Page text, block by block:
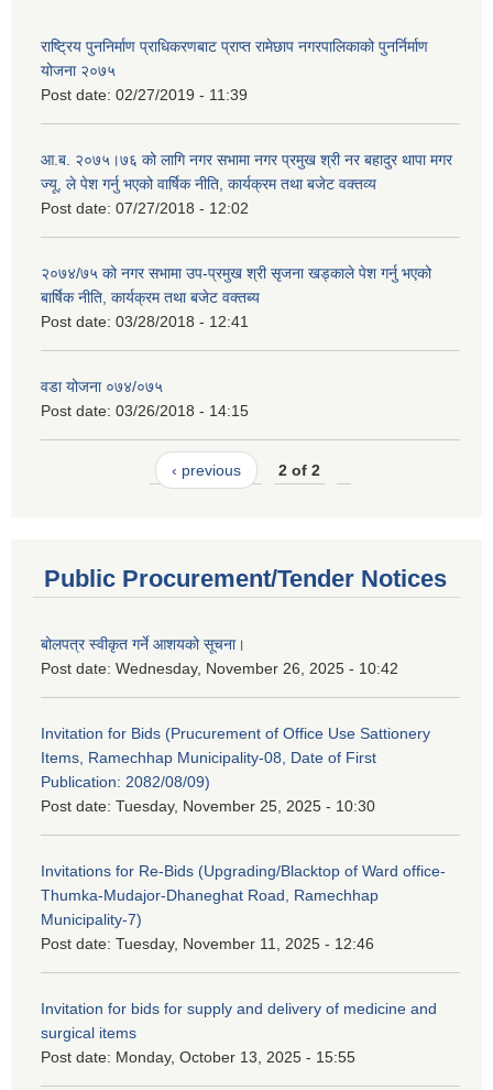
राष्ट्रिय पुननिर्माण प्राधिकरणबाट प्राप्त रामेछाप नगरपालिकाको पुनर्निर्माण
योजना २०७५
Post date: 02/27/2019 - 11:39
आ.ब. २०७५।७६ को लागि नगर सभामा नगर प्रमुख श्री नर बहादुर थापा मगर
ज्यू, ले पेश गर्नु भएको वार्षिक नीति, कार्यक्रम तथा बजेट वक्तव्य
Post date: 07/27/2018 - 12:02
२०७४/७५ को नगर सभामा उप-प्रमुख श्री सृजना खड्काले पेश गर्नु भएको
बार्षिक नीति, कार्यक्रम तथा बजेट वक्तब्य
Post date: 03/28/2018 - 12:41
वडा योजना ०७४/०७५
Post date: 03/26/2018 - 14:15
‹ previous 2 of 2
Public Procurement/Tender Notices
बोलपत्र स्वीकृत गर्ने आशयको सूचना।
Post date: Wednesday, November 26, 2025 - 10:42
Invitation for Bids (Prucurement of Office Use Sattionery
Items, Ramechhap Municipality-08, Date of First
Publication: 2082/08/09)
Post date: Tuesday, November 25, 2025 - 10:30
Invitations for Re-Bids (Upgrading/Blacktop of Ward office-
Thumka-Mudajor-Dhaneghat Road, Ramechhap
Municipality-7)
Post date: Tuesday, November 11, 2025 - 12:46
Invitation for bids for supply and delivery of medicine and
surgical items
Post date: Monday, October 13, 2025 - 15:55